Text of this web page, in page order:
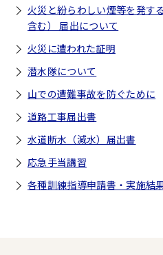
火災と紛らわしい煙等を発す
含む） 届出について
火災に遭われた証明
潜水隊について
山での遭難事故を防ぐために
道路工事届出書
水道断水（減水）届出書
応急手当講習
各種訓練指導申請書・実施